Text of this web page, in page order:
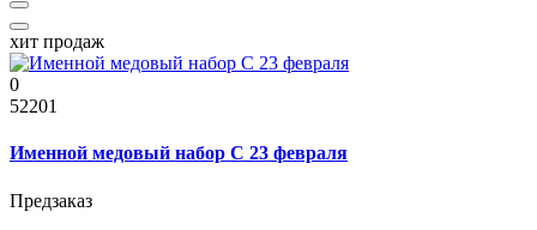
хит продаж
0
52201
Именной медовый набор С 23 февраля
Предзаказ